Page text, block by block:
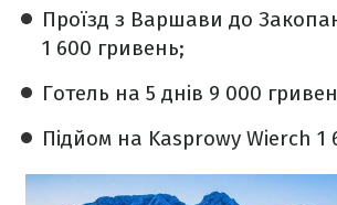
Проїзд з Варшави до
1 600 гривень;
Готель на 5 днів 9 000
Підйом на Kasprowy Wierch 1